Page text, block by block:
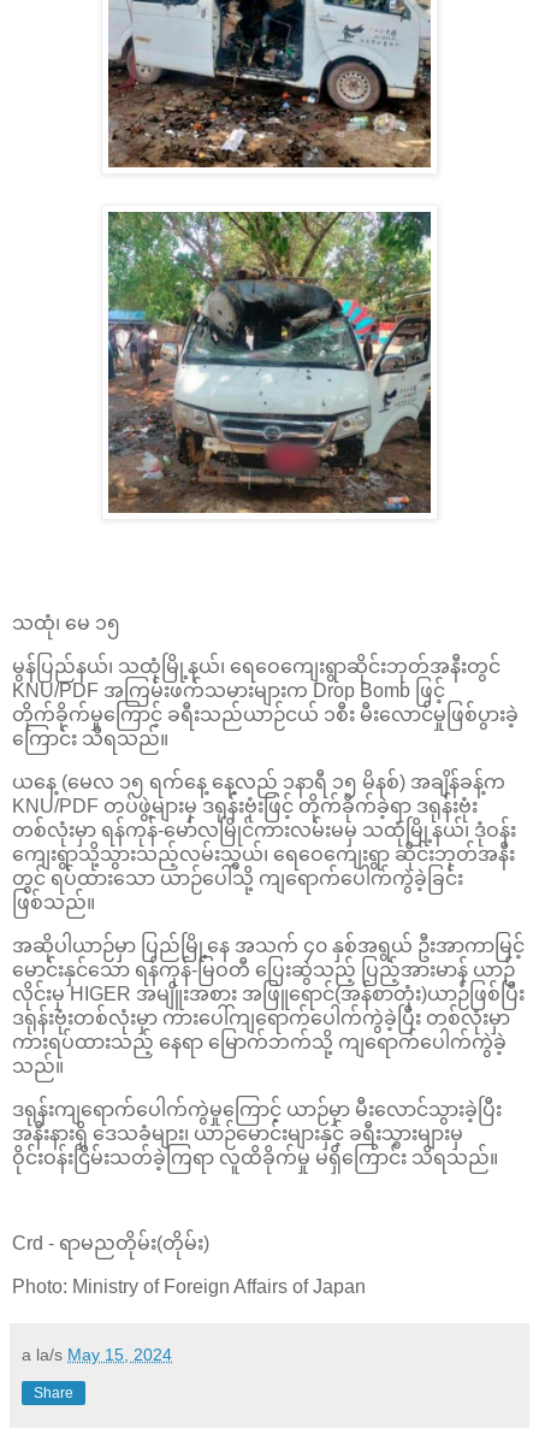
သထုံ၊ မေ ၁၅
မွန်ပြည်နယ်၊ သထုံမြို့နယ်၊ ရေဝေကျေးရွာဆိုင်းဘုတ်အနီးတွင်
KNU/PDF အကြမ်းဖက်သမားများက Drop Bomb ဖြင့်
တိုက်ခိုက်မှုကြောင့် ခရီးသည်ယာဉ်ငယ် ၁စီး မီးလောင်မှုဖြစ်ပွားခဲ့
ကြောင်း သိရသည်။
ယနေ့ (မေလ ၁၅ ရက်နေ့ နေ့လည် ၁နာရီ ၁၅ မိနစ်) အချိန်ခန့်က
KNU/PDF တပ်ဖွဲ့များမှ ဒရုန်းဗုံးဖြင့် တိုက်ခိုက်ခဲ့ရာ ဒရုန်းဗုံး
တစ်လုံးမှာ ရန်ကုန်-မော်လမြိုင်ကားလမ်းမမှ သထုံမြို့နယ်၊ ဒုံဝန်း
ကျေးရွာသို့သွားသည့်လမ်းသွယ်၊ ရေဝေကျေးရွာ ဆိုင်းဘုတ်အနီး
တွင် ရပ်ထားသော ယာဉ်ပေါ်သို့ ကျရောက်ပေါက်ကွဲခဲ့ခြင်း
ဖြစ်သည်။
အဆိုပါယာဉ်မှာ ပြည်မြို့နေ အသက် ၄၀ နှစ်အရွယ် ဦးအာကာမြင့်
မောင်းနှင်သော ရန်ကုန်-မြဝတီ ပြေးဆွဲသည့် ပြည့်အားမာန် ယာဉ်
လိုင်းမှ HIGER အမျိူးအစား အဖြူရောင်(အန်စာတုံး)ယာဉ်ဖြစ်ပြီး
ဒရုန်းဗုံးတစ်လုံးမှာ ကားပေါ်ကျရောက်ပေါက်ကွဲခဲ့ပြီး တစ်လုံးမှာ
ကားရပ်ထားသည့် နေရာ မြောက်ဘက်သို့ ကျရောက်ပေါက်ကွဲခဲ့
သည်။
ဒရုန်းကျရောက်ပေါက်ကွဲမှုကြောင့် ယာဉ်မှာ မီးလောင်သွားခဲ့ပြီး
အနီးနားရှိ ဒေသခံများ၊ ယာဉ်မောင်းများနှင့် ခရီးသွားများမှ
ဝိုင်းဝန်းငြိမ်းသတ်ခဲ့ကြရာ လူထိခိုက်မှု မရှိကြောင်း သိရသည်။
Crd - ရာမညတိုမ်း(တိုမ်း)
Photo: Ministry of Foreign Affairs of Japan
a la/s May 15, 2024
Share